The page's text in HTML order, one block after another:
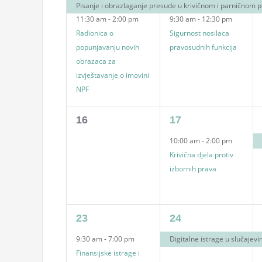
Pisanje i obrazlaganje presude u krivičnom i parničnom
11:30 am-2:00 pm
Radionica o
popunjavanju novih
obrazaca za
izvještavanje o imovini
NPF
9:30 am- 12:30 pm
Sigurnost nosilaca
pravosudnih funkcija
0
16
1
event,
17
10:00 am-2:00 pm
Krivična djela protiv
izbornih prava
1
event,
23
9:30 am-7:00 pm
Finansijske istrage i
1
event,
24
Digitalne istrage u